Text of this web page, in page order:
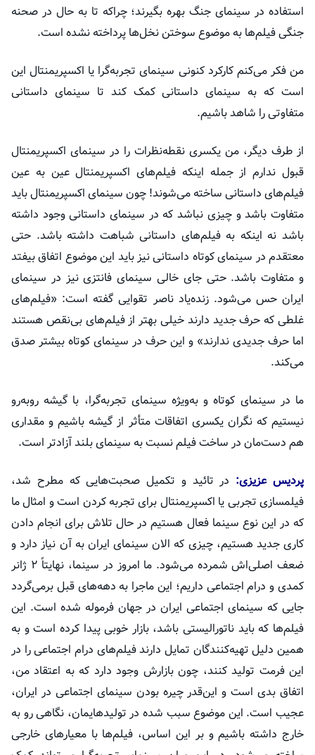
استفاده در سینمای جنگ بهره بگیرند؛ چراکه تا به حال در صحنه
جنگی فیلم‌ها به موضوع سوختن نخل‌ها پرداخته نشده است.
من فکر می‌کنم کارکرد کنونی سینمای تجربه‌گرا یا اکسپریمنتالاین
است که به سینمای داستانی کمک کند تا سینمای داستانی
متفاوتی را شاهد باشیم.
از طرف دیگر، من یکسری نقطه‌نظرات را در سینمای اکسپریمنتال
قبول ندارم از جمله اینکه فیلم‌های اکسپریمنتالعین به عین
فیلم‌های داستانی ساخته می‌شوند! چون سینمای اکسپریمنتالباید
متفاوت باشد و چیزی نباشد که در سینمای داستانی وجود داشته
باشد نه اینکه به فیلم‌های داستانی شباهت داشته باشد. حتی
معتقدم در سینمای کوتاه داستانی نیز باید این موضوع اتفاق بیفتد
و متفاوت باشد. حتی جای خالی سینمای فانتزی نیز در سینمای
ایران حس می‌شود. زنده‌یاد ناصر تقوایی گفته است: «فیلم‌های
غلطی که حرف جدید دارند خیلی بهتر از فیلم‌های بی‌نقص هستند
اما حرف جدیدی ندارند» و این حرف در سینمای کوتاه بیشتر صدق
می‌کند.
ما در سینمای کوتاه و به‌ویژه سینمای تجربه‌گرا، با گیشه روبه‌رو
نیستیم که نگران یکسری اتفاقاتمتأثر از گیشه باشیم و مقداری
هم دست‌مان در ساخت فیلم نسبت به سینمای بلند آزادتر است.
پردیس عزیزی: در تائید و تکمیل صحبت‌هایی که مطرح شد،
فیلمسازی تجربی یا اکسپریمنتال برای تجربه کردن است و امثال ما
که در این نوع سینما فعال هستیم در حال تلاش برای انجام دادن
کاری جدید هستیم، چیزی که الان سینمای ایران به آن نیاز دارد و
ضعف اصلی‌اش شمرده می‌شود. ما امروز در سینما، نهایتاً ۲ ژانر
کمدی و درام اجتماعی داریم؛ این ماجرا به دهه‌های قبل برمی‌گردد
جایی که سینمای اجتماعی ایران در جهان فرموله شده است. این
فیلم‌ها که باید ناتورالیستی باشد، بازار خوبی پیدا کرده است و به
همین دلیل تهیه‌کنندگان تمایل دارند فیلم‌های درام اجتماعی را در
این فرمت تولید کنند، چون بازارش وجود دارد که به اعتقاد من،
اتفاق بدی است و این‌قدر چیره بودن سینمای اجتماعی در ایران،
عجیب است. این موضوع سبب شده در تولیدهایمان، نگاهی رو به
خارج داشته باشیم و بر این اساس، فیلم‌ها با معیارهای خارجی